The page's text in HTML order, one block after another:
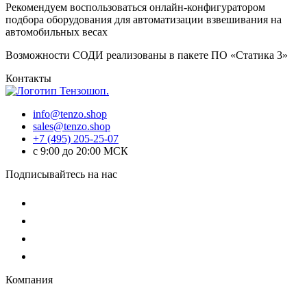
Рекомендуем воспользоваться онлайн-конфигуратором
подбора оборудования для автоматизации взвешивания на
автомобильных весах
Возможности СОДИ реализованы в пакете ПО «Статика 3»
Контакты
info@tenzo.shop
sales@tenzo.shop
+7 (495) 205-25-07
с 9:00 до 20:00 МСК
Подписывайтесь на нас
Компания